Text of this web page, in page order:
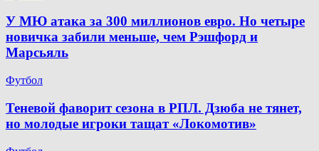
У МЮ атака за 300 миллионов евро. Но четыре
новичка забили меньше, чем Рэшфорд и
Марсьяль
Футбол
Теневой фаворит сезона в РПЛ. Дзюба не тянет,
но молодые игроки тащат «Локомотив»